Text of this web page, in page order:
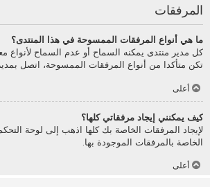
المرفقات
ما هي أنواع المرفقات الممسوحة في هذا المنتدى؟
كل مدير منتدى يمكنه السماح أو عدم السماح لأنواع
تكن متأكدا من أنواع المرفقات الممسوحة، اتصل
أعلى
كيف يمكنني إيجاد مرفقاتي كلها؟
لإيجاد المرفقات الخاصة بك كلها اذهب إلى لوحة
الخاصة بالمرفقات الموجودة بها.
أعلى